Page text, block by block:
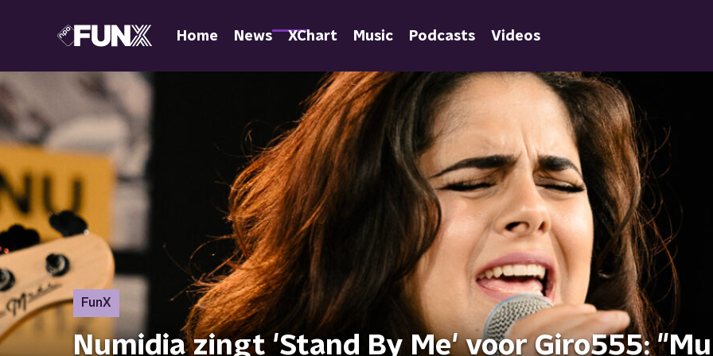
Home News XChart Music Podcasts Videos
FunX
Numidia zingt 'Stand By Me' voor Giro555: